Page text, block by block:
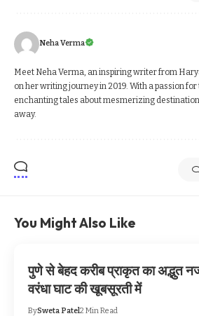
Neha Verma
Meet Neha Verma, an inspiring writer from
on her writing journey in 2019. With a passion
enchanting tales about mesmerizing
away.
You Might Also Like
पुणे से बेहद करीब प्राकृत का अद्भुत
वरंधा घाट की खूबसूरती में
BySweta Patel2 Min Read